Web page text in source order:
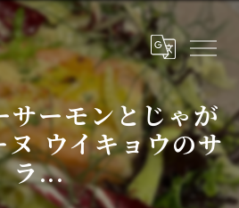
サーモンとじゃが
ヌ ウイキョウのサ
ラ...